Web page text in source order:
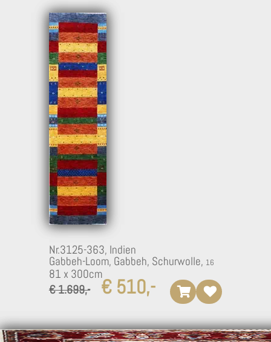
Nr.3125-363, Indien
Gabbeh-Loom, Gabbeh, Schurwolle,
81 x 300cm
€ 1.699,-
€ 510,-